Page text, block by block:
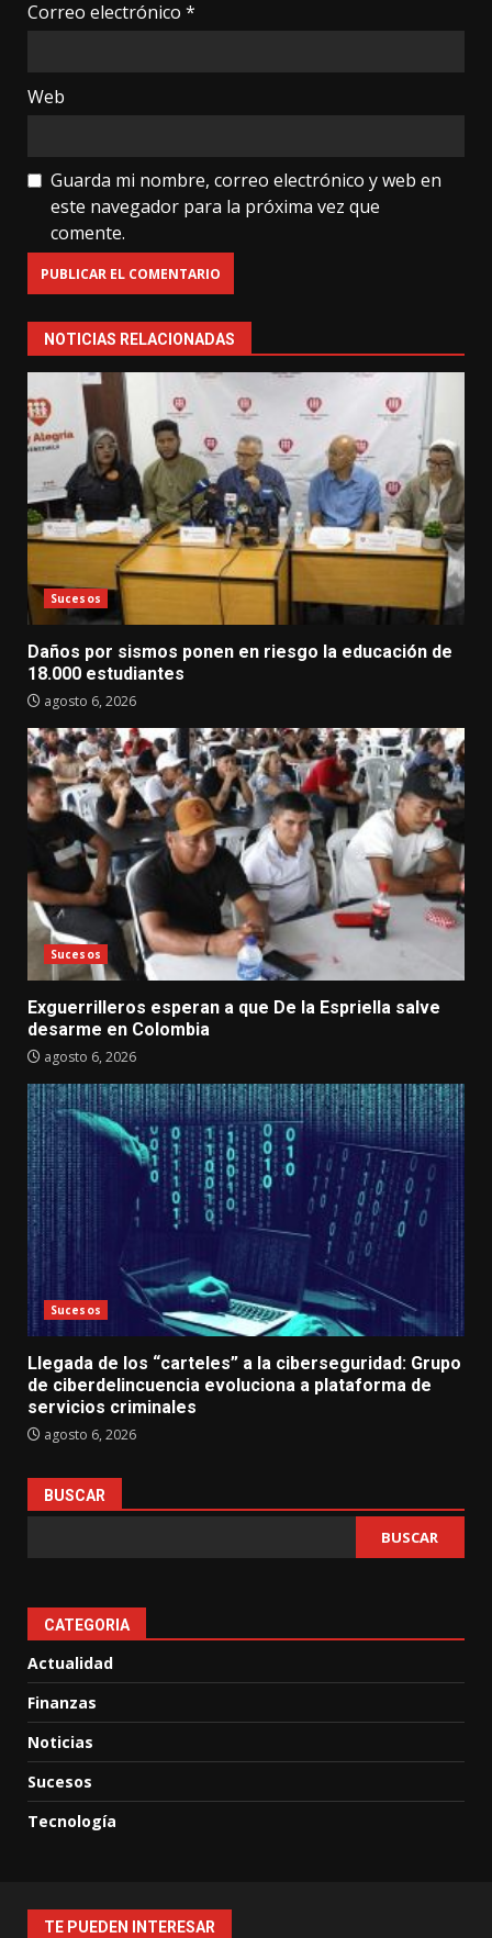
Correo electrónico *
Web
Guarda mi nombre, correo electrónico y web en
este navegador para la próxima vez que
comente.
NOTICIAS RELACIONADAS
Sucesos
Daños por sismos ponen en riesgo la educación de
18.000 estudiantes
agosto 6, 2026
Sucesos
Exguerrilleros esperan a que De la Espriella salve
desarme en Colombia
agosto 6, 2026
Sucesos
Llegada de los “carteles” a la ciberseguridad: Grupo
de ciberdelincuencia evoluciona a plataforma de
servicios criminales
agosto 6, 2026
BUSCAR
BUSCAR
CATEGORIA
Actualidad
Finanzas
Noticias
Sucesos
Tecnología
TE PUEDEN INTERESAR